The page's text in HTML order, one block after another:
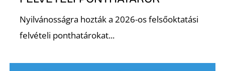
Nyilvánosságra hozták a 2026-os felsőoktatási
felvételi ponthatárokat...